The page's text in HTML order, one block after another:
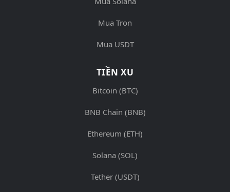
Mua Tron
Mua USDT
TIỀN XU
Bitcoin (BTC)
BNB Chain (BNB)
Ethereum (ETH)
Solana (SOL)
Tether (USDT)